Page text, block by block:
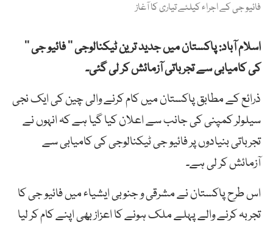
فائیو جی کے اجراء کیلئے تیاری کا آغاز
اسلام آباد: پاکستان میں جدید ترین ٹیکنالوجی ’’ فائیو جی ‘‘
کی کامیابی سے تجرباتی آزمائش کر لی گئی۔
ذرائع کے مطابق پاکستان میں کام کرنے والی چین کی ایک نجی
سیلولر کمپنی کی جانب سے اعلان کیا گیا ہے کہ انہوں نے
تجرباتی بنیادوں پر فائیو جی ٹیکنالوجی کی کامیابی سے
آزمائش کر لی ہے۔
اس طرح پاکستان نے مشرقی و جنوبی ایشیاء میں فائیو جی کا
تجربہ کرنے والے پہلے ملک ہونے کا اعزاز بھی اپنے کام کر لیا